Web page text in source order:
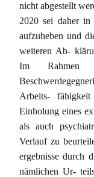
nicht abgestellt
2020 sei daher in
aufzuheben und
weiteren Ab-
Im Rahmen
Arbeits-
Einholung eines
als auch
Verlauf zu
ergebnisse durch
nämlichen Ur-